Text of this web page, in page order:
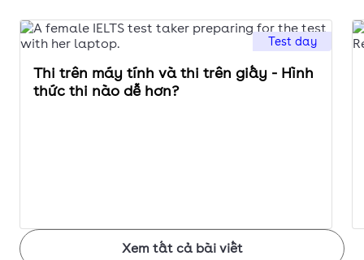
Xem tất cả bài viết
Test day
Thi trên máy tính và thi trên giấy - Hình
thức thi nào dễ hơn?